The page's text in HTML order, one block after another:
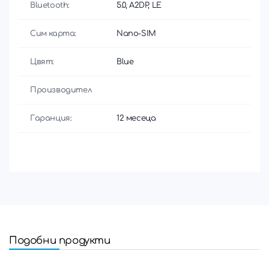
Bluetooth: 5.0, A2DP, LE
Сим карта: Nano-SIM
Цвят: Blue
Производител
Гаранция: 12 месеца
Подобни продукти